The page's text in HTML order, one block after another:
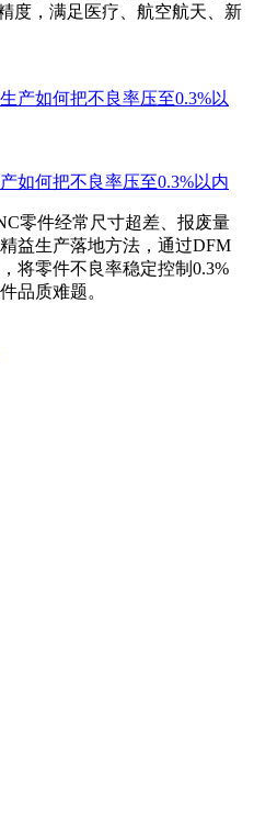
度，满足医疗、航空航天、新
如何把不良率压至0.3%以内
零件经常尺寸超差、报废量
益生产落地方法，通过DFM
将零件不良率稳定控制0.3%
品质难题。